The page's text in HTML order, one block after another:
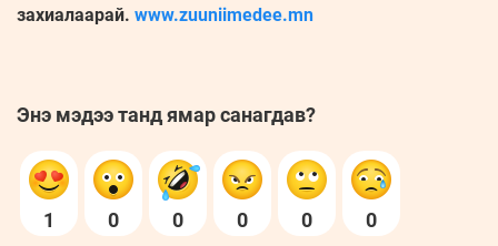
захиалаарай. www.zuuniimedee.mn
Энэ мэдээ танд ямар санагдав?
1 0 0 0 0 0